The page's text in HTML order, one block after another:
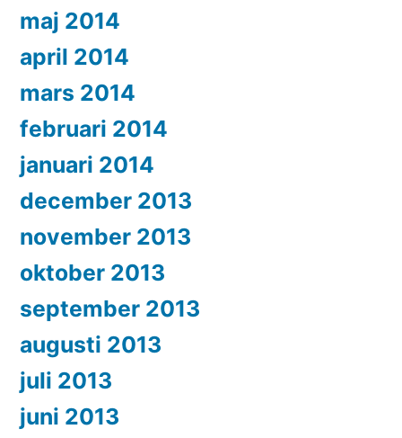
maj 2014
april 2014
mars 2014
februari 2014
januari 2014
december 2013
november 2013
oktober 2013
september 2013
augusti 2013
juli 2013
juni 2013